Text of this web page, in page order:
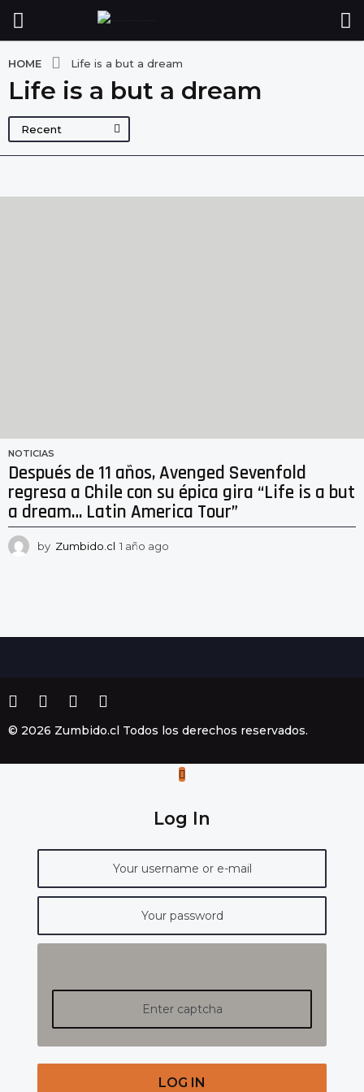
HOME Life is a but a dream
Life is a but a dream
Recent
NOTICIAS
Después de 11 años, Avenged Sevenfold
regresa a Chile con su épica gira “Life is a but
a dream… Latin America Tour”
by Zumbido.cl 1 año ago
o
© 2026 Zumbido.cl Todos los derechos reservados.
Log In
LOG IN